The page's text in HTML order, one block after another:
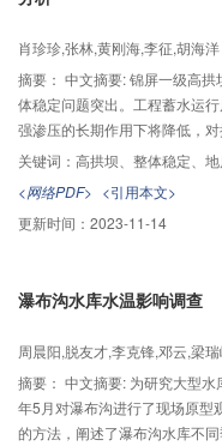
肖珍珍,张林,黄刚海,李征,胡海洋
摘要： 中文摘要: 锦屏一级高
体稳定问题突出。工程蓄水运
强渗压的长期作用下将降低，
全性，由水岩耦合三轴试验得
在此基础上采用综合法地质力
实现分区降低破碎带及影响带
带统一降强30%的弱化方案。
响，采用三维非线性有限元软
况下方案二坝体变位较方案一
两方案下坝体及坝肩抗力体变
验与计算成果相近。综合分析
降强30%来模拟破碎带及影响
关键词： 高拱坝、整体稳定、
<网络PDF> <引用本文>
更新时间： 2023-11-14
瀑布沟水库水温影响调查
周晨阳,脱友才,李克锋,邓云,梁
摘要： 中文摘要: 为研究大型
年5月对瀑布沟进行了现场原型
的方法，阐述了瀑布沟水库不